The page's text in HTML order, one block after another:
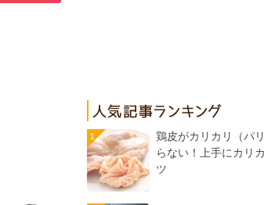
鶏皮がカリカリ（パ
らない！上手にカリ
ツ